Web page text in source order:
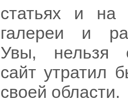
статьях и
галереи и
Увы, нельзя
сайт утратил
своей области.